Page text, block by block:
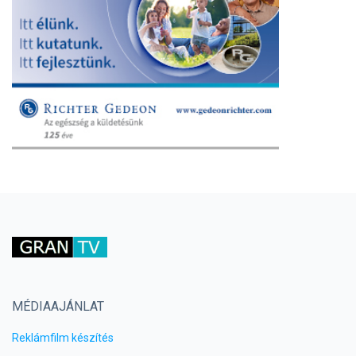
MÉDIAAJÁNLAT
Reklámfilm készítés